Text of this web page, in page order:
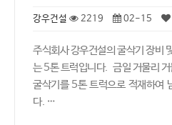
강우건설 2219 02-15
주식회사 강우건설의 굴삭기 장비
는 5톤 트럭입니다. 금일 거물리
굴삭기를 5톤 트럭으로 적재하여
다. …